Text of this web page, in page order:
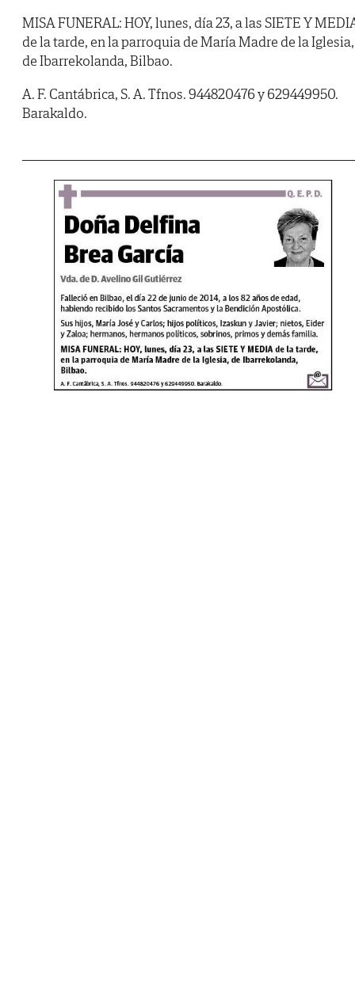
MISA FUNERAL: HOY, lunes, día 23, a las SIETE Y
de la tarde, en la parroquia de María Madre de la Iglesia,
de Ibarrekolanda, Bilbao.
A. F. Cantábrica, S. A. Tfnos. 944820476 y 629449950.
Barakaldo.